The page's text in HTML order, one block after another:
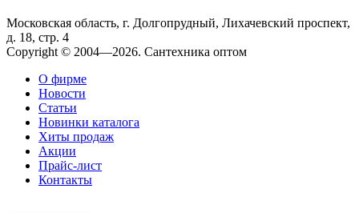
Московская область, г. Долгопрудный, Лихачевский проспект,
д. 18, стр. 4
Copyright © 2004—2026. Сантехника оптом
О фирме
Новости
Статьи
Новинки каталога
Хиты продаж
Акции
Прайс-лист
Контакты